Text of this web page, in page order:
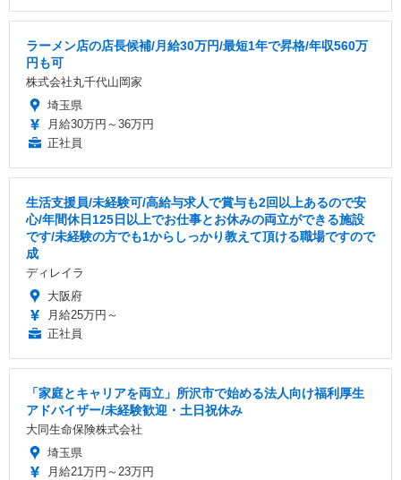
ラーメン店の店長候補/月給30万円/最短1年で昇格/年収560万
円も可
株式会社丸千代山岡家
埼玉県
月給30万円～36万円
正社員
生活支援員/未経験可/高給与求人で賞与も2回以上あるので安
心/年間休日125日以上でお仕事とお休みの両立ができる施設
です/未経験の方でも1からしっかり教えて頂ける職場ですので
成
ディレイラ
大阪府
月給25万円～
正社員
「家庭とキャリアを両立」所沢市で始める法人向け福利厚生
アドバイザー/未経験歓迎・土日祝休み
大同生命保険株式会社
埼玉県
月給21万円～23万円